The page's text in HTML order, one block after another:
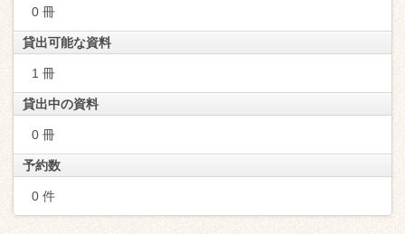
0 冊
貸出可能な資料
1 冊
貸出中の資料
0 冊
予約数
0 件